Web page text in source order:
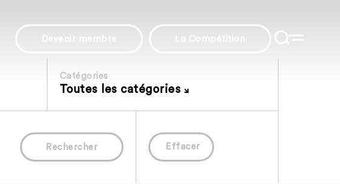
Devenir membre La Compétition
Catégories
Toutes les catégories
Rechercher Effacer